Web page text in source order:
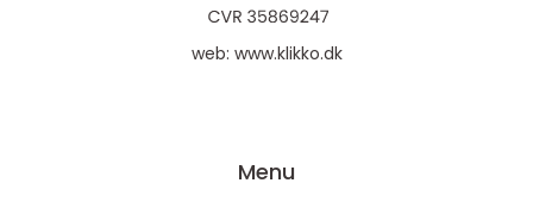
web: www.klikko.dk
Menu